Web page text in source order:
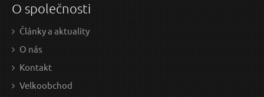
O společnosti
Články a aktuality
O nás
Kontakt
Velkoobchod